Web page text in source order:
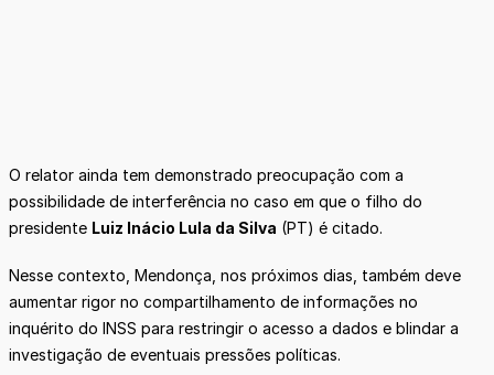
O relator ainda tem demonstrado preocupação com a
possibilidade de interferência no caso em que o filho do
presidente Luiz Inácio Lula da Silva (PT) é citado.
Nesse contexto, Mendonça, nos próximos dias, também deve
aumentar rigor no compartilhamento de informações no
inquérito do INSS para restringir o acesso a dados e blindar a
investigação de eventuais pressões políticas.